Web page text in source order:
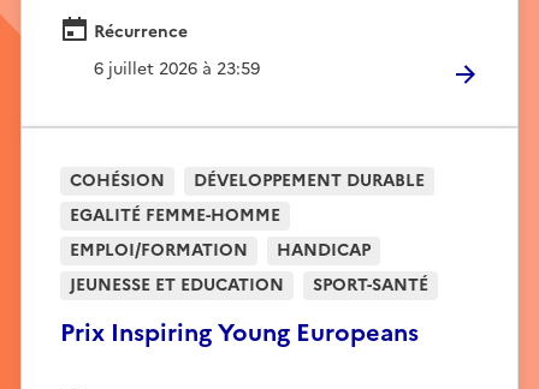
Récurrence
6 juillet 2026 à 23:59
Prix Inspiring Young Europeans
COHÉSION
DÉVELOPPEMENT DURABLE
EGALITÉ FEMME-HOMME
EMPLOI/FORMATION
HANDICAP
JEUNESSE ET EDUCATION
SPORT-SANTÉ